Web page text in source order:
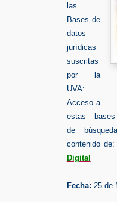
las
Bases de
datos
jurídicas
suscritas
por la
UVA:
Acceso a
estas
de
contenido de:
Digital
Fecha: 25 de